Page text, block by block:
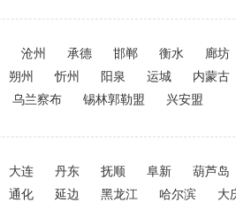
沧州 承德 邯郸 衡水 廊坊
朔州 忻州 阳泉 运城 内蒙古
乌兰察布 锡林郭勒盟 兴安盟
大连 丹东 抚顺 阜新 葫芦岛
通化 延边 黑龙江 哈尔滨 大